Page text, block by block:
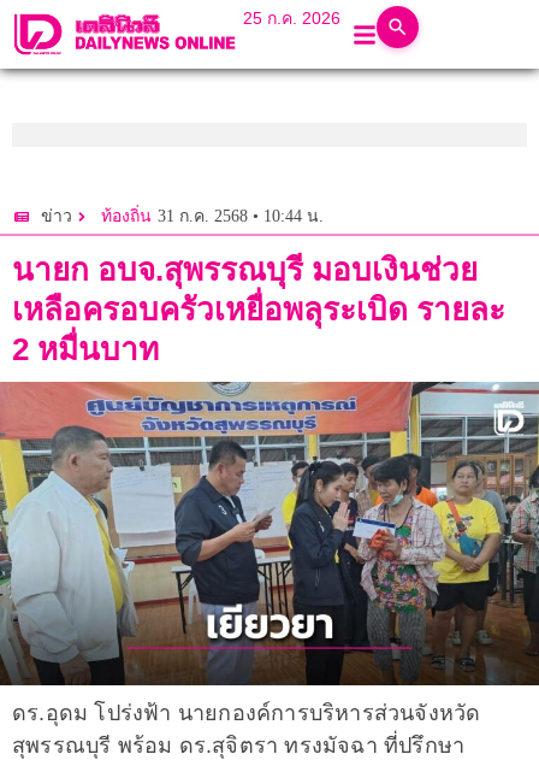
25 ก.ค. 2026
ข่าว ท้องถิ่น 31 ก.ค. 2568 • 10:44 น.
นายก อบจ.สุพรรณบุรี มอบเงินช่วย
เหลือครอบครัวเหยื่อพลุระเบิด รายละ
2 หมื่นบาท
ดร.อุดม โปร่งฟ้า นายกองค์การบริหารส่วนจังหวัด
สุพรรณบุรี พร้อม ดร.สุจิตรา ทรงมัจฉา ที่ปรึกษา